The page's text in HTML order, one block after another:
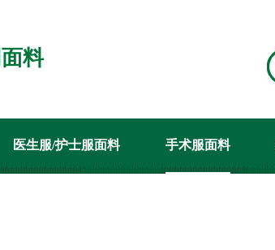
料
医生服/护士服面料 手术服面料